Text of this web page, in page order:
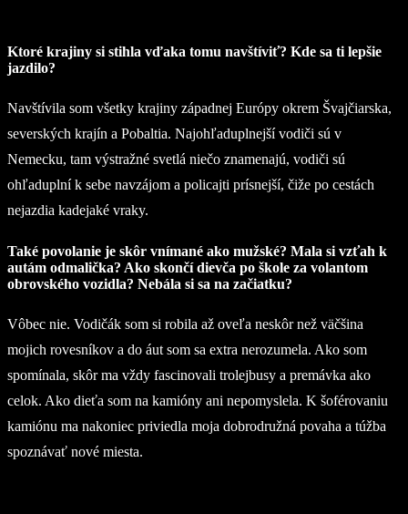
Ktoré krajiny si stihla vďaka tomu navštíviť? Kde sa ti lepšie
jazdilo?
Navštívila som všetky krajiny západnej Európy okrem Švajčiarska,
severských krajín a Pobaltia. Najohľaduplnejší vodiči sú v
Nemecku, tam výstražné svetlá niečo znamenajú, vodiči sú
ohľaduplní k sebe navzájom a policajti prísnejší, čiže po cestách
nejazdia kadejaké vraky.
Také povolanie je skôr vnímané ako mužské? Mala si vzťah k
autám odmalička? Ako skončí dievča po škole za volantom
obrovského vozidla? Nebála si sa na začiatku?
Vôbec nie. Vodičák som si robila až oveľa neskôr než väčšina
mojich rovesníkov a do áut som sa extra nerozumela. Ako som
spomínala, skôr ma vždy fascinovali trolejbusy a premávka ako
celok. Ako dieťa som na kamióny ani nepomyslela. K šoférovaniu
kamiónu ma nakoniec priviedla moja dobrodružná povaha a túžba
spoznávať nové miesta.